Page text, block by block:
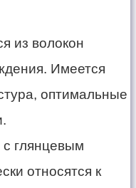
из волокон
Имеется
оптимальные
с глянцевым
относятся к